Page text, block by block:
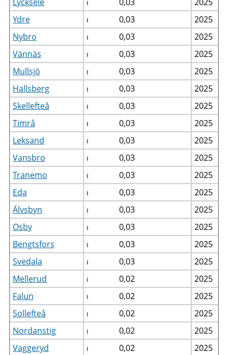
Ydre
0,03
2025
Nybro
0,03
2025
Vännäs
0,03
2025
Mullsjö
0,03
2025
Hallsberg
0,03
2025
Skellefteå
0,03
2025
Timrå
0,03
2025
Leksand
0,03
2025
Vansbro
0,03
2025
Tranemo
0,03
2025
Eda
0,03
2025
Älvsbyn
0,03
2025
Osby
0,03
2025
Bengtsfors
0,03
2025
Svedala
0,03
2025
Mellerud
0,02
2025
Falun
0,02
2025
Sollefteå
0,02
2025
Nordanstig
0,02
2025
Vaggeryd
0,02
2025